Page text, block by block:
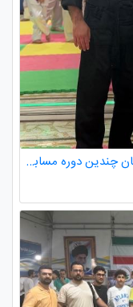
ارتقای کمربند دان ۳ صدرا سلطانخواه قهرمان چندین دوره مسابقات استانی و کشوری در رده سنی خردسالان و نونهالان